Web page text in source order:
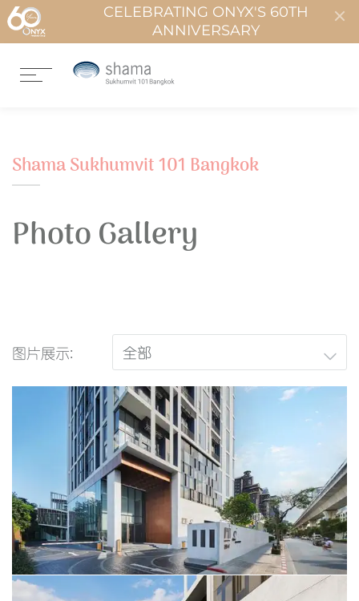
CELEBRATING ONYX'S 60TH
ANNIVERSARY
Shama Sukhumvit 101 Bangkok
Photo Gallery
图片展示: